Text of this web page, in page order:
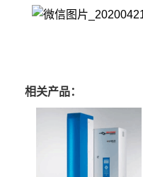
相关产品：